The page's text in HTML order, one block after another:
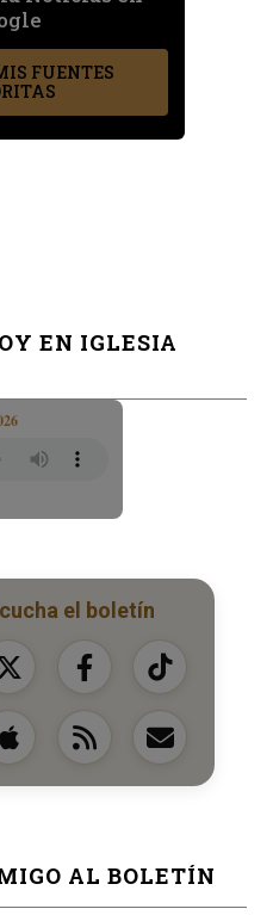
FUENTES
EN IGLESIA
el boletín
AL BOLETÍN